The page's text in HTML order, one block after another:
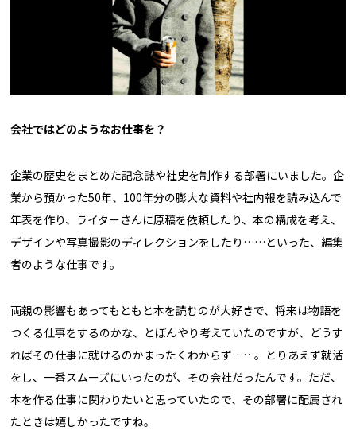
――会社ではどのようなお仕事を？
企業の歴史をまとめた記念誌や社史を制作する部署にいました。企
業から預かった50年、100年分の膨大な資料や社内報を読み込んで
年表を作り、ライターさんに原稿を依頼したり、本の構成を考え、
デザインや写真撮影のディレクションをしたり……といった、編集
者のような仕事です。
両親の影響もあってもともと本を読むのが大好きで、将来は物語を
つくる仕事をするのかな、とぼんやり考えていたのですが、どうす
ればその仕事に就けるのかまったくわからず……。とりあえず就活
をし、一番スムーズにいったのが、その会社だったんです。ただ、
本を作る仕事に関わりたいと思っていたので、その部署に配属され
たときは嬉しかったですね。